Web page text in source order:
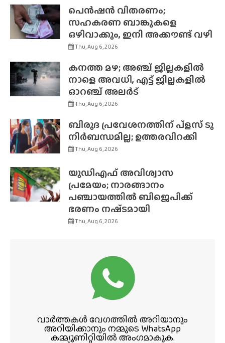
പെൻഷൻ വിതരണം;
സഹകരണ ബാങ്കുകളെ
ഒഴിവാക്കും, ഇനി അക്കൗണ്ട് വഴി
Thu, Aug 6, 2026
കനത്ത മഴ; അഞ്ച് ജില്ലകളിൽ
നാളെ അവധി, എട്ട് ജില്ലകളിൽ
ഓറഞ്ച് അലർട്
Thu, Aug 6, 2026
ബിരുദ പ്രവേശനത്തിന് പ്ളസ് ടു
നിർബന്ധമില്ല; ഉത്തരവിറക്കി
Thu, Aug 6, 2026
യുഡിഎഫ് അവിശ്വാസ
പ്രമേയം; നാരങ്ങാനം
പഞ്ചായത്തിൽ ബിജെപിക്ക്
ഭരണം നഷ്‌ടമായി
Thu, Aug 6, 2026
വാർത്തകൾ വേഗത്തിൽ അറിയാനും
അറിയിക്കാനും നമ്മുടെ WhatsApp
കമ്മ്യൂണിറ്റിയിൽ അംഗമാകുക.